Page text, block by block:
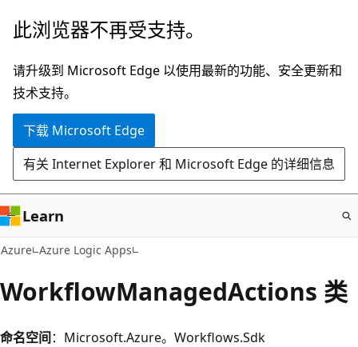
跳
主
要
内
此浏览器不再受支持。
请升级到 Microsoft Edge 以使用最新的功能、安全更新和
技术支持。
下载 Microsoft Edge
有关 Internet Explorer 和 Microsoft Edge 的详细信息
Learn
Azure Azure Logic Apps
WorkflowManagedActions 类
命名空间：Microsoft.Azure。Workflows.Sdk